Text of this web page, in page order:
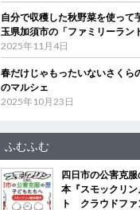
自分で収穫した秋野菜を使っ
玉県加須市の「ファミリーラン
2025年11月4日
春だけじゃもったいないさくら
のマルシェ
2025年10月23日
ふむふむ
四日市の公害克
本『スモックリ
ト クラウドファ